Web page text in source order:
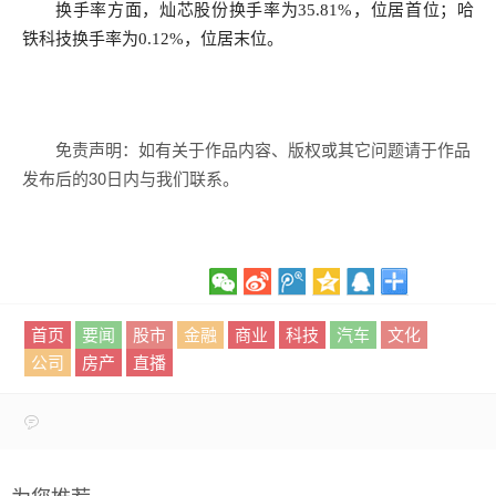
换手率方面，灿芯股份换手率为35.81%，位居首位；哈
铁科技换手率为0.12%，位居末位。
免责声明：如有关于作品内容、版权或其它问题请于作品
发布后的30日内与我们联系。
首页 要闻 股市 金融 商业 科技 汽车
文化
公司
房产 直播